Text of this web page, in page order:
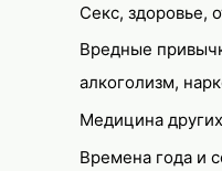
Секс, здоровье,
Вредные
алкоголизм,
Медицина
Времена года и